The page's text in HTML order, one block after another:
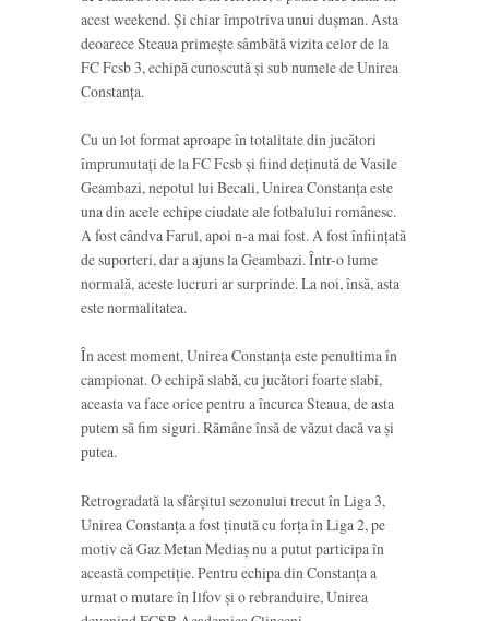
acest weekend. Și chiar împotriva unui dușman. Asta
deoarece Steaua primește sâmbătă vizita celor de la
FC Fcsb 3, echipă cunoscută și sub numele de Unirea
Constanța.
Cu un lot format aproape în totalitate din jucători
împrumutați de la FC Fcsb și fiind deținută de Vasile
Geambazi, nepotul lui Becali, Unirea Constanța este
una din acele echipe ciudate ale fotbalului românesc.
A fost cândva Farul, apoi n-a mai fost. A fost înființată
de suporteri, dar a ajuns la Geambazi. Într-o lume
normală, aceste lucruri ar surprinde. La noi, însă, asta
este normalitatea.
În acest moment, Unirea Constanța este penultima în
campionat. O echipă slabă, cu jucători foarte slabi,
aceasta va face orice pentru a încurca Steaua, de asta
putem să fim siguri. Rămâne însă de văzut dacă va și
putea.
Retrogradată la sfârșitul sezonului trecut în Liga 3,
Unirea Constanța a fost ținută cu forța în Liga 2, pe
motiv că Gaz Metan Mediaș nu a putut participa în
această competiție. Pentru echipa din Constanța a
urmat o mutare în Ilfov și o rebranduire, Unirea